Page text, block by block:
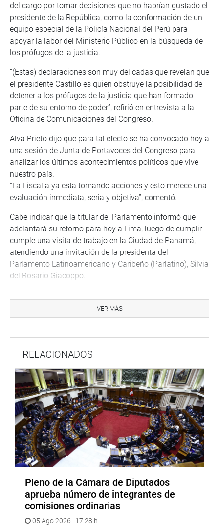
del cargo por tomar decisiones que no habrían gustado el
presidente de la República, como la conformación de un
equipo especial de la Policía Nacional del Perú para
apoyar la labor del Ministerio Público en la búsqueda de
los prófugos de la justicia.
“(Estas) declaraciones son muy delicadas que revelan que
el presidente Castillo es quien obstruye la posibilidad de
detener a los prófugos de la justicia que han formado
parte de su entorno de poder”, refirió en entrevista a la
Oficina de Comunicaciones del Congreso.
Alva Prieto dijo que para tal efecto se ha convocado hoy a
una sesión de Junta de Portavoces del Congreso para
analizar los últimos acontecimientos políticos que vive
nuestro país.
“La Fiscalía ya está tomando acciones y esto merece una
evaluación inmediata, seria y objetiva”, comentó.
Cabe indicar que la titular del Parlamento informó que
adelantará su retorno para hoy a Lima, luego de cumplir
cumple una visita de trabajo en la Ciudad de Panamá,
atendiendo una invitación de la presidenta del
Parlamento Latinoamericano y Caribeño (Parlatino), Silvia
del Rosario Giacoppo.
VER MÁS
RELACIONADOS
Pleno de la Cámara de Diputados
aprueba número de integrantes de
comisiones ordinarias
05 Ago 2026 | 17:28 h